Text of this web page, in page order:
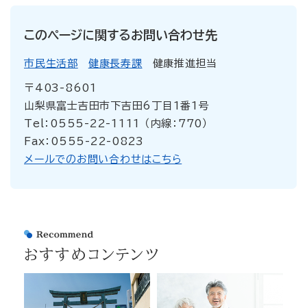
このページに関するお問い合わせ先
市民生活部 健康長寿課 健康推進担当
〒403-8601
山梨県富士吉田市下吉田6丁目1番1号
Tel：0555-22-1111 （内線：770）
Fax：0555-22-0823
メールでのお問い合わせはこちら
おすすめコンテンツ